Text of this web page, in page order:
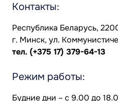
Контакты:
Республика Беларусь,
г. Минск, ул.
тел. (+375 17) 379-64-13
Режим работы:
Будние дни – с 9.00 до